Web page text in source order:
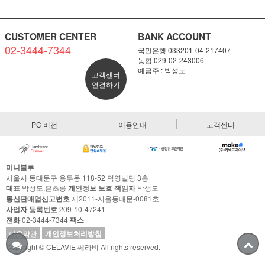
CUSTOMER CENTER
02-3444-7344
고객센터
연결하기
BANK ACCOUNT
국민은행 033201-04-217407
농협 029-02-243006
예금주 : 박성도
PC 버전 이용안내 고객센터
미니블루
서울시 동대문구 용두동 118-52 덕영빌딩 3층
대표 박성도,은초롱 개인정보 보호 책임자박성도
통신판매업신고번호제2011-서울동대문-0081호
사업자 등록번호209-10-47241
전화02-3444-7344팩스
이용약관 개인정보처리방침
Copyright © CELAVIE 쎄라비 All rights reserved.